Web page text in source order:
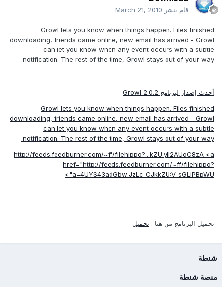
قام بنشر March 21, 2010
Growl lets you know when things happen. Files finished
downloading, friends came online, new email has arrived - Growl
can let you know when any event occurs with a subtle
notification. The rest of the time, Growl stays out of your way.
أحدث إصدار لبرنامج Growl 2.0.2
Growl lets you know when things happen. Files finished
downloading, friends came online, new email has arrived - Growl
can let you know when any event occurs with a subtle
notification. The rest of the time, Growl stays out of your way.
http://feeds.feedburner.com/~ff/filehippo?...kZU:yIl2AUoC8zA <a
href="http://feeds.feedburner.com/~ff/filehippo?
a=4UYS43adGbw:JzLc_CJkkZU:V_sGLiPBpWU">
تحميل البرنامج من هنا : تحميل
شنطة
منصة شنطة